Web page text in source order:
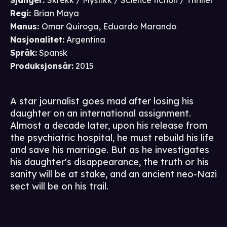
Regi: Brian Maya
Manus: Omar Quiroga, Eduardo Marando
Nasjonalitet: Argentina
Språk: Spansk
Produksjonsår: 2015
A star journalist goes mad after losing his
daughter on an international assignment.
Almost a decade later, upon his release from
the psychiatric hospital, he must rebuild his life
and save his marriage. But as he investigates
his daughter's disappearance, the truth or his
sanity will be at stake, and an ancient neo-Nazi
sect will be on his trail.